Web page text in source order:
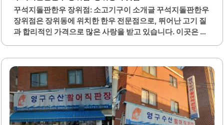
꾸석지돌판한우 장위점: 소고기구이 소개글 꾸석지돌판한우
장위점은 장위동에 위치한 한우 전문점으로, 뛰어난 고기 질
과 합리적인 가격으로 많은 사랑을 받고 있습니다. 이곳은 특
여러 종류의 고기를 맛볼 수 있는 점이 큰 장점입니다.매장은
청결하게 관리되어 쾌적한 식사 환경을 제공합니다. 직원들
은 친절하고 세심하게 고객을 응대하여 편안한 식사 경험을
선사합니다. 사이드 메뉴도 다양하게 준비되어 있어 술과 함
께 즐기기 좋은 곳입니다.특히, 뼛국과 육회는 신선하고 맛있
어 많은 손님들이 추천하는 메뉴입니다. 가성비가 뛰어나고,